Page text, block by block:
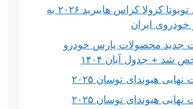
ورود تویوتا کرولا کراس هایبرید ۲۰۲۶ به
خودروی ایران
جدید محصولات پارس خودرو
شد + جدول آبان ۱۴۰۴
هیوندای توسان ۲۰۲۵
هیوندای توسان ۲۰۲۵